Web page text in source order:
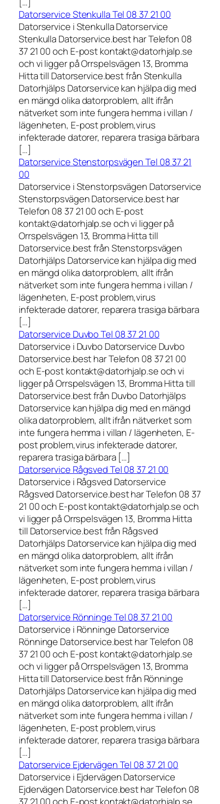
Datorservice Stenkulla Tel 08 37 21 00
Datorservice i Stenkulla Datorservice
Stenkulla Datorservice.best har Telefon 08
37 21 00 och E-post kontakt@datorhjalp.se
och vi ligger på Orrspelsvägen 13, Bromma
Hitta till Datorservice.best från Stenkulla
Datorhjälps Datorservice kan hjälpa dig med
en mängd olika datorproblem, allt ifrån
nätverket som inte fungera hemma i villan /
lägenheten, E-post problem,virus
infekterade datorer, reparera trasiga bärbara
[…]
Datorservice Stenstorpsvägen Tel 08 37 21
00
Datorservice i Stenstorpsvägen Datorservice
Stenstorpsvägen Datorservice.best har
Telefon 08 37 21 00 och E-post
kontakt@datorhjalp.se och vi ligger på
Orrspelsvägen 13, Bromma Hitta till
Datorservice.best från Stenstorpsvägen
Datorhjälps Datorservice kan hjälpa dig med
en mängd olika datorproblem, allt ifrån
nätverket som inte fungera hemma i villan /
lägenheten, E-post problem,virus
infekterade datorer, reparera trasiga bärbara
[…]
Datorservice Duvbo Tel 08 37 21 00
Datorservice i Duvbo Datorservice Duvbo
Datorservice.best har Telefon 08 37 21 00
och E-post kontakt@datorhjalp.se och vi
ligger på Orrspelsvägen 13, Bromma Hitta till
Datorservice.best från Duvbo Datorhjälps
Datorservice kan hjälpa dig med en mängd
olika datorproblem, allt ifrån nätverket som
inte fungera hemma i villan / lägenheten, E-
post problem,virus infekterade datorer,
reparera trasiga bärbara […]
Datorservice Rågsved Tel 08 37 21 00
Datorservice i Rågsved Datorservice
Rågsved Datorservice.best har Telefon 08 37
21 00 och E-post kontakt@datorhjalp.se och
vi ligger på Orrspelsvägen 13, Bromma Hitta
till Datorservice.best från Rågsved
Datorhjälps Datorservice kan hjälpa dig med
en mängd olika datorproblem, allt ifrån
nätverket som inte fungera hemma i villan /
lägenheten, E-post problem,virus
infekterade datorer, reparera trasiga bärbara
[…]
Datorservice Rönninge Tel 08 37 21 00
Datorservice i Rönninge Datorservice
Rönninge Datorservice.best har Telefon 08
37 21 00 och E-post kontakt@datorhjalp.se
och vi ligger på Orrspelsvägen 13, Bromma
Hitta till Datorservice.best från Rönninge
Datorhjälps Datorservice kan hjälpa dig med
en mängd olika datorproblem, allt ifrån
nätverket som inte fungera hemma i villan /
lägenheten, E-post problem,virus
infekterade datorer, reparera trasiga bärbara
[…]
Datorservice Ejdervägen Tel 08 37 21 00
Datorservice i Ejdervägen Datorservice
Ejdervägen Datorservice.best har Telefon 08
37 21 00 och E-post kontakt@datorhjalp.se